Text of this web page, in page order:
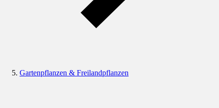
Gartenpflanzen & Freilandpflanzen